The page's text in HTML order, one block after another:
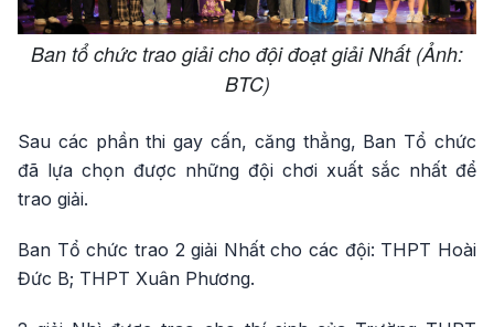
Ban tổ chức trao giải cho đội đoạt giải Nhất (Ảnh:
BTC)
Sau các phần thi gay cấn, căng thẳng, Ban Tổ chức
đã lựa chọn được những đội chơi xuất sắc nhất để
trao giải.
Ban Tổ chức trao 2 giải Nhất cho các đội: THPT Hoài
Đức B; THPT Xuân Phương.